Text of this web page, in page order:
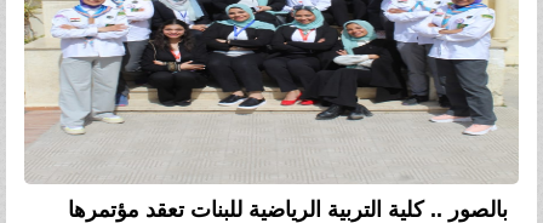
بالصور .. كلية التربية الرياضية للبنات تعقد مؤتمرها